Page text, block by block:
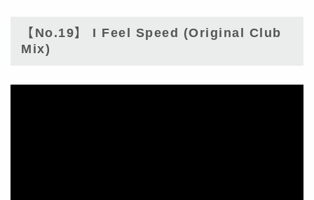
【No.19】 I Feel Speed (Original Club
Mix)